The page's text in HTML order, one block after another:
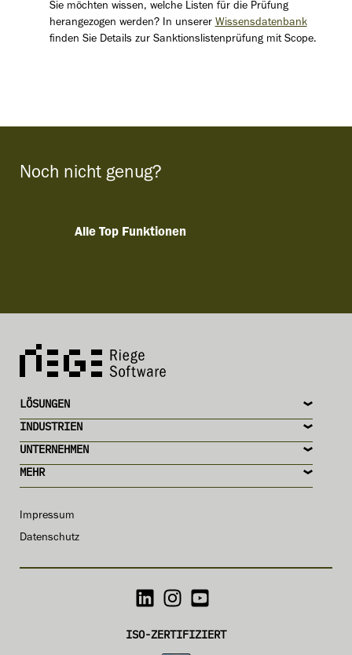
Sie möchten wissen, welche Listen für die Prüfung
herangezogen werden? In unsererWissensdatenbank
finden Sie Details zur Sanktionslistenprüfung mit Scope.
Alle Top Funktionen
Noch nicht genug?
MEHR
UNTERNEHMEN
INDUSTRIEN
LÖSUNGEN
Impressum
Datenschutz
ISO-ZERTIFIZIERT